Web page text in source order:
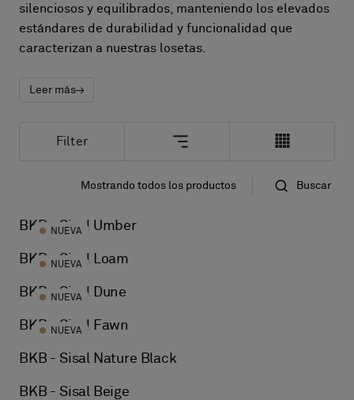
Pattern Tile Tool
Image & Material Bank
Idioma
silenciosos y equilibrados, manteniendo los elevados
estándares de durabilidad y funcionalidad que
caracterizan a nuestras losetas.
Leer más
Filter
Standard
Mostrando todos los productos Buscar
BKB - Sisal Umber
NUEVA
BKB - Sisal Loam
NUEVA
BKB - Sisal Dune
NUEVA
BKB - Sisal Fawn
NUEVA
BKB - Sisal Nature Black
BKB - Sisal Beige